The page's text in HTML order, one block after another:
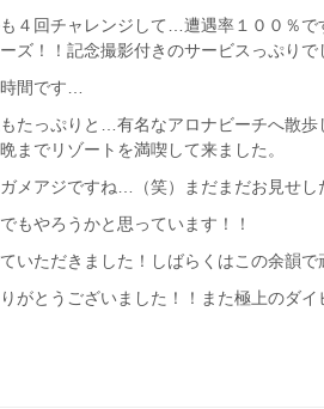
４回チャレンジして…遭遇率１００％
ズ！！記念撮影付きのサービスっぷりで
間です…
たっぷりと…有名なアロナビーチへ散
までリゾートを満喫して来ました。
メアジですね…（笑）まだまだお見せし
もやろうかと思っています！！
いただきました！しばらくはこの余韻で
がとうございました！！また極上のダイ